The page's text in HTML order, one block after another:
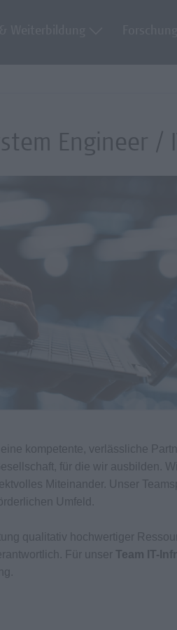
Engineer /
eine kompetente, verlässliche
für die wir ausbilden.
Miteinander. Unser
Umfeld.
qualitativ hochwertiger
Für unser Team IT-